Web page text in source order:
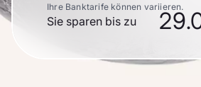
Ihre Banktarife können variieren.
Sie sparen bis zu